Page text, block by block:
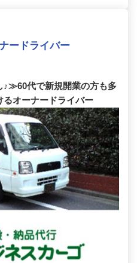
ードライバー
代で新規開業の方も多
オーナードライバー